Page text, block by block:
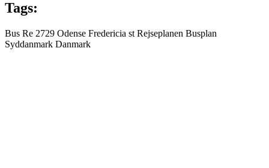
Tags:
Bus Re 2729 Odense Fredericia st Rejseplanen Busplan
Syddanmark Danmark